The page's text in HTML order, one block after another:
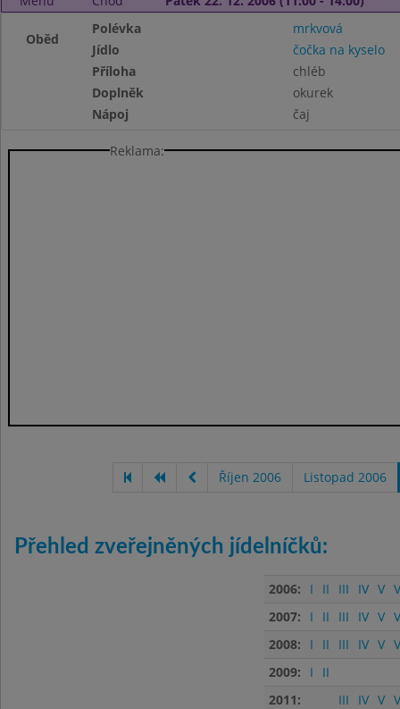
Oběd
Polévka
mrkvová
Jídlo
čočka na kyselo
Příloha
chléb
Doplněk
okurek
Nápoj
čaj
Reklama:
Říjen 2006 Listopad 2006
Přehled zveřejněných jídelníčků:
2006: I II III IV V
2007:
I II III IV V
2008:
I II III IV V
2009:
I
II
2011:
III IV V